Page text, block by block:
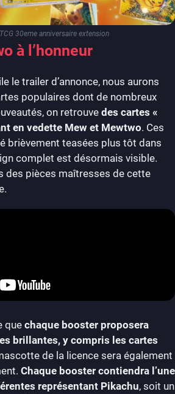
30eme anniversaire extension
à l’honneur
le trailer d’annonce, nous aurons
populaires dont de nombreux
on retrouvedes cartes «
en vedette Mew et Mewtwo. Ces
brièvement teasées plus tôt dans
complet est désormais visible.
des pièces maîtresses de cette
quechaque booster proposera
brillantes, y compris les cartes
de la licence sera également
Chaque booster contiendra l’une
représentant Pikachu, soit un